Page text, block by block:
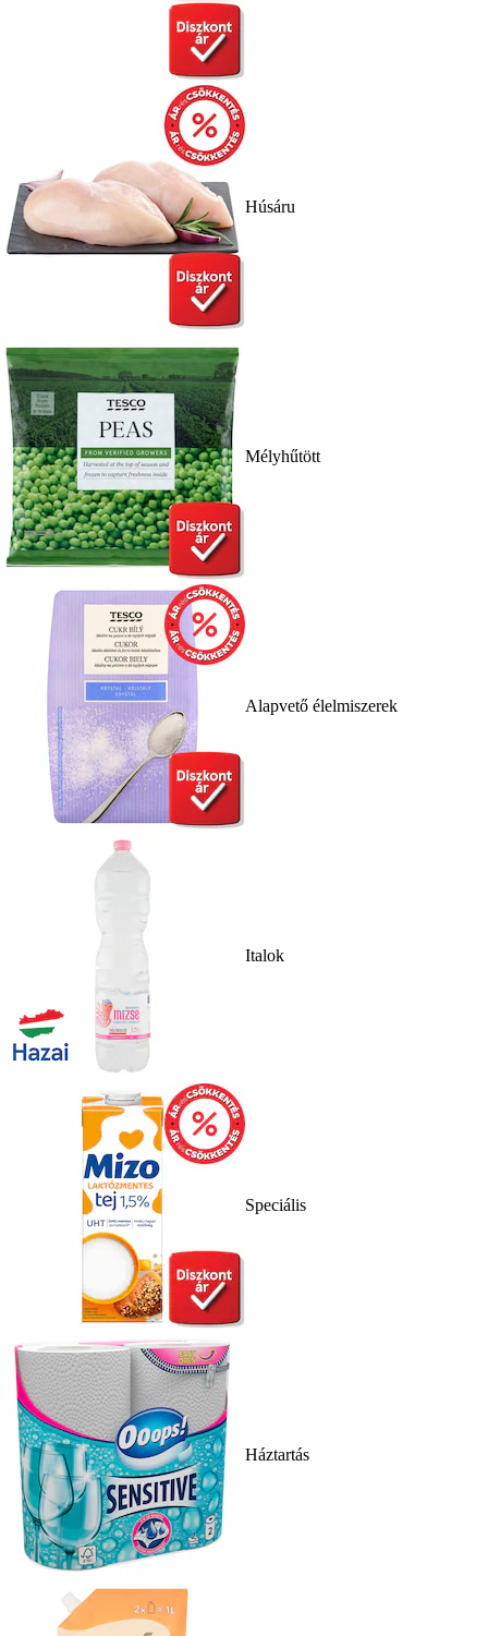
Húsáru
Mélyhűtött
Alapvető élelmiszerek
Italok
Speciális
Háztartás